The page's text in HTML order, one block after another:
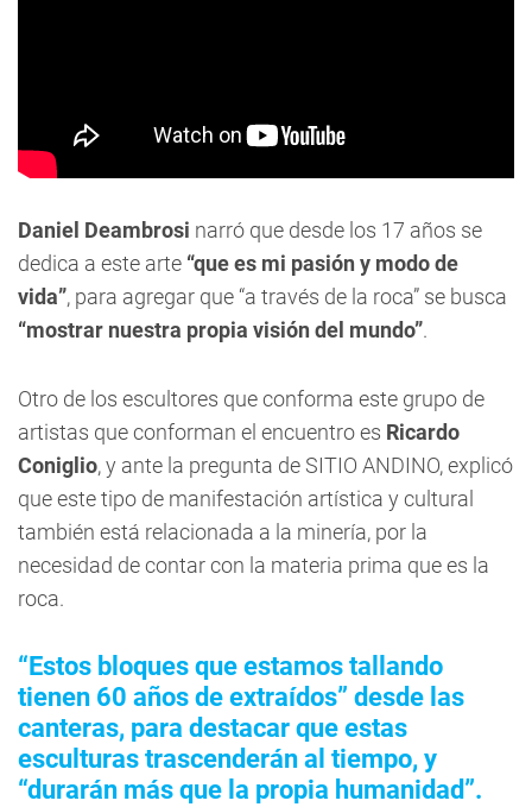
Daniel Deambrosi narró que desde los 17 años se
dedica a este arte “que es mi pasión y modo de
vida”, para agregar que “a través de la roca” se busca
“mostrar nuestra propia visión del mundo”.
Otro de los escultores que conforma este grupo de
artistas que conforman el encuentro es Ricardo
Coniglio, y ante la pregunta de SITIO ANDINO, explicó
que este tipo de manifestación artística y cultural
también está relacionada a la minería, por la
necesidad de contar con la materia prima que es la
roca.
“Estos bloques que estamos tallando
tienen 60 años de extraídos” desde las
canteras, para destacar que estas
esculturas trascenderán al tiempo, y
“durarán más que la propia humanidad”.